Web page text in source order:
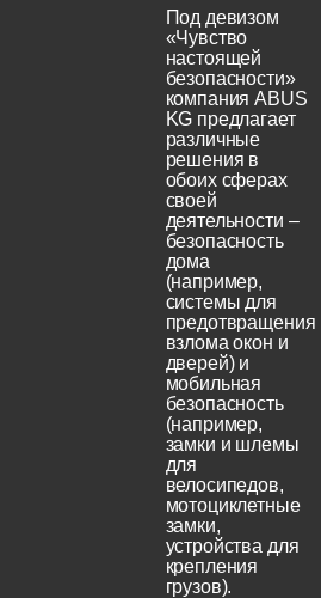
Под девизом
«Чувство
настоящей
безопасности»
компания ABUS
KG предлагает
различные
решения в
обоих сферах
своей
деятельности –
безопасность
дома
(например,
системы для
предотвращения
взлома окон и
дверей) и
мобильная
безопасность
(например,
замки и шлемы
для
велосипедов,
мотоциклетные
замки,
устройства для
крепления
грузов).